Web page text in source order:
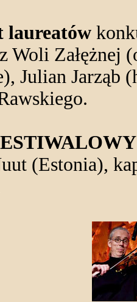
laureatów
Woli Załężnej
Julian Jarząb
(Estonia),